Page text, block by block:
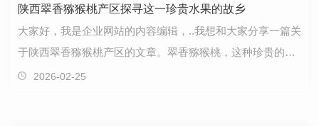
陕西翠香猕猴桃产区探寻这一珍贵水果的故乡
大家好，我是企业网站的内容编辑，..我想和大家分享一篇关
于陕西翠香猕猴桃产区的文章。翠香猕猴桃，这种珍贵的水
果，它的故乡位于陕西，一个风景秀丽、土地肥沃的…
2026-02-25